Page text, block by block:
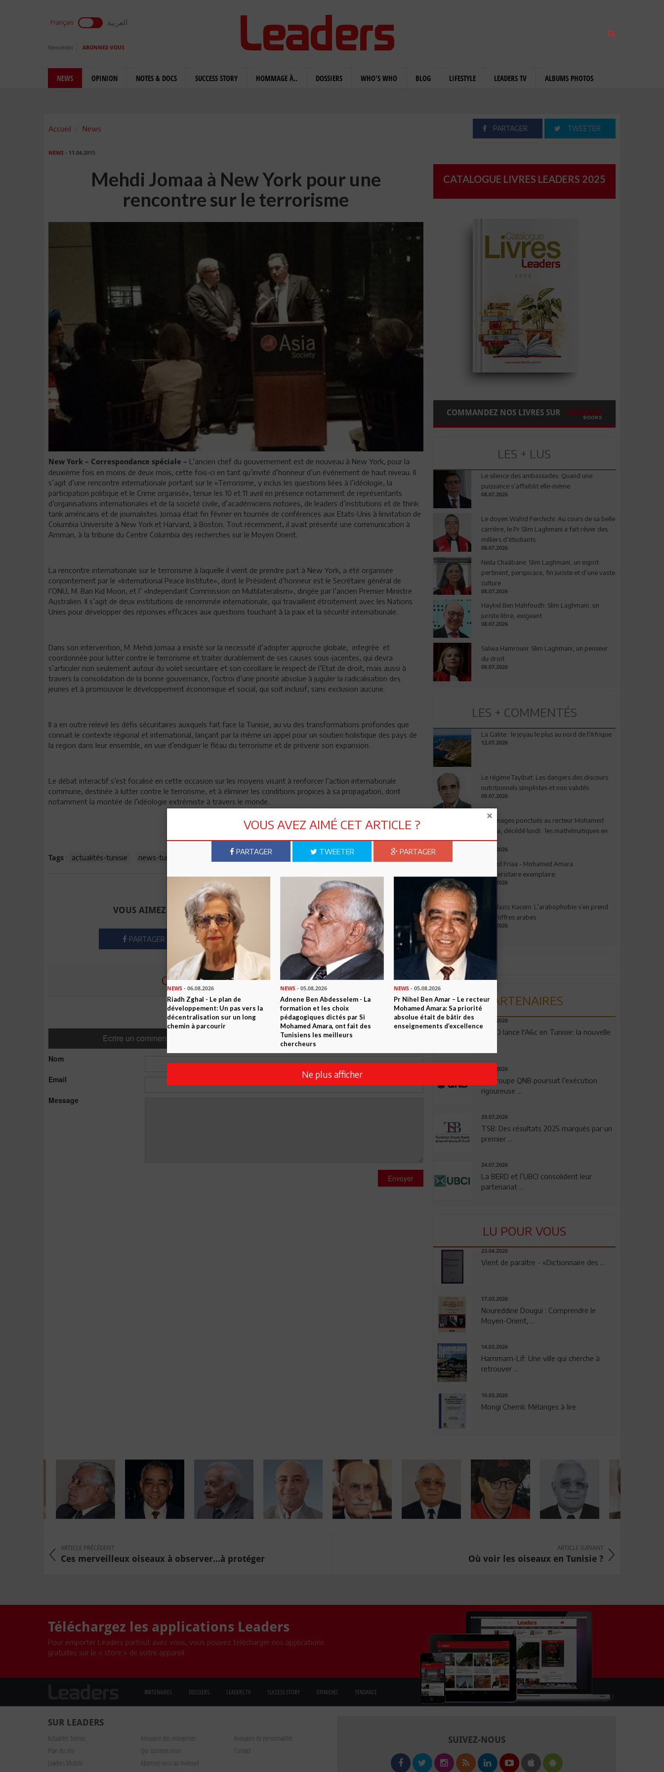
Français العربية
Newsletter ABONNEZ-VOUS
NEWS OPINION NOTES & DOCS SUCCESS STORY HOMMAGE À.. DOSSIERS WHO'S WHO BLOG LIFESTYLE LEADERS TV ALBUMS PHOTOS
Accueil News PARTAGER TWEETER
NEWS - 11.04.2015
Mehdi Jomaa à New York pour une
rencontre sur le terrorisme
New York – Correspondance spéciale – L’ancien chef du gouvernement est de nouveau à New York, pour la
deuxième fois en moins de deux mois, cette fois-ci en tant qu’invité d’honneur d’un événement de haut niveau. Il
s’agit d’une rencontre internationale portant sur le «Terrorisme, y inclus les questions liées à l’idéologie, la
participation politique et le Crime organisé», tenue les 10 et 11 avril en présence notamment de représentants
d’organisations internationales et de la societé civile, d’académiciens notoires, de leaders d’institutions et de think
tank américains et de journalistes. Jomaa était fin février en tournée de conférences aux Etats-Unis à linvitation de
Columbia Universite à New York et Harvard, à Boston. Tout récemment, il avait présenté une communication à
Amman, à la tribune du Centre Columbia des recherches sur le Moyen Orient.
La rencontre internationale sur le terrorisme à laquelle il vient de prendre part à New York, a été organisée
conjointement par le «International Peace Institute», dont le Président d’honneur est le Secrétaire général de
l’ONU, M. Ban Kid Moon, et l’ «Independant Commission on Multilateralism», dirigée par l’ancien Premier Ministre
Australien. Il s’agit de deux institutions de renommée internationale, qui travaillent étroitement avec les Nations
Unies pour développer des réponses efficaces aux questions touchant à la paix et la sécurité internationale.
Dans son intervention, M. Mehdi Jomaa a insisté sur la necessité d’adopter approche globale, integrée et
coordonnée pour lutter contre le terrorisme et traiter durablement de ses causes sous-jacentes, qui devra
s’articuler non seulement autour du volet securitaire et son corollaire le respect de l’Etat de droit, mais aussi à
travers la consolidation de la bonne gouvernance, l’octroi d’une priorité absolue à juguler la radicalisation des
jeunes et à promouvoir le développement économique et social, qui soit inclusif, sans exclusion aucune.
Il a en outre relevé les défis sécuritaires auxquels fait face la Tunisie, au vu des transformations profondes que
connait le contexte régional et international, lançant par la même un appel pour un soutien holistique des pays de
la region dans leur ensemble, en vue d’endiguer le fléau du terrorisme et de prévenir son expansion.
Le débat interactif s’est focalisé en cette occasion sur les moyens visant à renforcer l’action internationale
commune, destinée à lutter contre le terrorisme, et à éliminer les conditions propices à sa propagation, dont
notamment la montée de l’idéologie extrémiste à travers le monde.
Tags : actualités-tunisie news-tunisie tunisie-actualités
Envoyer à un ami
VOUS AIMEZ CET ARTICLE ? PARTAGEZ-LE AVEC VOS AMIS !
PARTAGER TWEETER ABONNEZ-VOUS
COMMENTER CET ARTICLE
Commentaires
Ecrire un commentaire Commenter
Nom
Email
Message
Envoyer
CATALOGUE LIVRES LEADERS 2025
COMMANDEZ NOS LIVRES SUR
LES + LUS
Le silence des ambassades: Quand une
puissance s’affaiblit elle-même
08.07.2026
Le doyen Wahid Ferchichi: Au cours de sa belle
carrière, le Pr Slim Laghmani a fait rêver des
milliers d’étudiants
08.07.2026
Neila Chaâbane: Slim Laghmani, un esprit
pertinent, perspicace, fin juriste et d’une vaste
culture
08.07.2026
Haykel Ben Mahfoudh: Slim Laghmani, un
juriste libre, exigeant
08.07.2026
Salwa Hamrouni: Slim Laghmani, un penseur
du droit
08.07.2026
LES + COMMENTÉS
La Galite : le joyau le plus au nord de l'Afrique
12.07.2026
Le régime Tayibat: Les dangers des discours
nutritionnels simplistes et non validés
09.07.2026
Hommages ponctués au recteur Mohamed
Amara, décédé lundi : les mathématiques en
deuil
03.08.2026
Ahmed Friaa - Mohamed Amara:
l’Universitaire exemplaire
04.08.2026
Abdelaziz Kacem: L’arabophobie s’en prend
aux chiffres arabes
09.07.2026
PARTENAIRES
04.08.2026
OPPO lance l'A6c en Tunisie: la nouvelle
29.07.2026
Le Groupe QNB poursuit l’exécution
rigoureuse ...
29.07.2026
TSB: Des résultats 2025 marqués par un
premier ...
24.07.2026
La BERD et l’UBCI consolident leur
partenariat ...
LU POUR VOUS
23.04.2026
Vient de paraître - «Dictionnaire des ...
17.03.2026
Noureddine Dougui : Comprendre le
Moyen-Orient, ...
14.03.2026
Hammam-Lif: Une ville qui cherche à
retrouver ...
10.03.2026
Mongi Chemli: Mélanges à lire
ARTICLE PRÉCÉDENT
Ces merveilleux oiseaux à observer...à protéger
ARTICLE SUIVANT
Où voir les oiseaux en Tunisie ?
Téléchargez les applications Leaders
Pour emporter Leaders partout avec vous, vous pouvez télécharger nos applications
gratuites sur le « store » de votre appareil.
PARTENAIRES DOSSIERS LEADERS TV SUCCESS STORY OPINIONS TENDANCE
SUR LEADERS
Actualités Tunisie Annuaire des entreprises
Annuaire de personnalités
Plan du site
Qui sommes nous
Contact
Leaders Mobile
Abonnez-vous au mensuel
SUIVEZ-NOUS
VOUS AVEZ AIMÉ CET ARTICLE ?
PARTAGER TWEETER PARTAGER
NEWS - 06.08.2026
Riadh Zghal - Le plan de
développement: Un pas vers la
décentralisation sur un long
chemin à parcourir
NEWS - 05.08.2026
Adnene Ben Abdesselem - La
formation et les choix
pédagogiques dictés par Si
Mohamed Amara, ont fait des
Tunisiens les meilleurs
chercheurs
NEWS- 05.08.2026
Pr Nihel Ben Amar – Le recteur
Mohamed Amara: Sa priorité
absolue était de bâtir des
enseignements d’excellence
Ne plus afficher